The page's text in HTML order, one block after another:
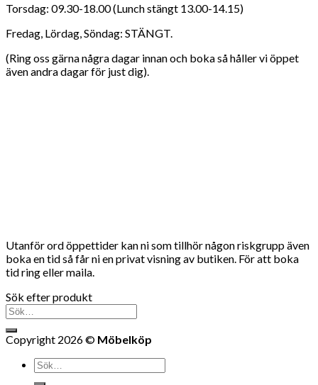
Torsdag: 09.30-18.00 (Lunch stängt 13.00-14.15)
Fredag, Lördag, Söndag: STÄNGT.
(Ring oss gärna några dagar innan och boka så håller vi öppet
även andra dagar för just dig).
Utanför ord öppettider kan ni som tillhör någon riskgrupp även
boka en tid så får ni en privat visning av butiken. För att boka
tid ring eller maila.
Sök efter produkt
Sök
efter:
Copyright 2026 © Möbelköp
Sök
efter: